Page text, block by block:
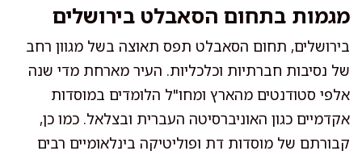
מגמות בתחום הסאבלט בירושלים
בירושלים, תחום הסאבלט תפס תאוצה בשל מגוון רחב
של נסיבות חברתיות וכלכליות. העיר מארחת מדי שנה
אלפי סטודנטים מהארץ ומחו"ל הלומדים במוסדות
אקדמיים כגון האוניברסיטה העברית ובצלאל. כמו כן,
קבורתם של מוסדות דת ופוליטיקה בינלאומיים רבים